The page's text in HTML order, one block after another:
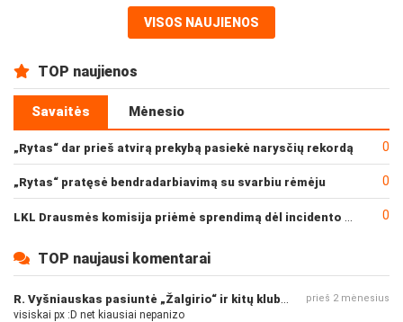
VISOS NAUJIENOS
TOP naujienos
Savaitės Mėnesio
„Rytas“ dar prieš atvirą prekybą pasiekė narysčių rekordą 0
„Rytas“ pratęsė bendradarbiavimą su svarbiu rėmėju 0
0
TOP naujausi komentarai
prieš 2 mėnesius
visiskai px :D net kiausiai nepanizo